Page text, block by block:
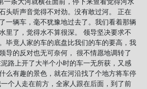
头听声音觉得不对劲。没有敢过河。 正在
一辆车，毫不犹豫地过去了。我们看着那辆
里了，觉得水不算很深。 领导坚决要求不
毕竟人家的车的底盘比我们的车的要高，我
导的反对也无可奈何， 很不情愿地调转了
路上开了大半个小时的车一无所获，又感
么有趣的景色，就在河沿找了个地方将车停
个人走在前方，全家人跟在后面，到了前